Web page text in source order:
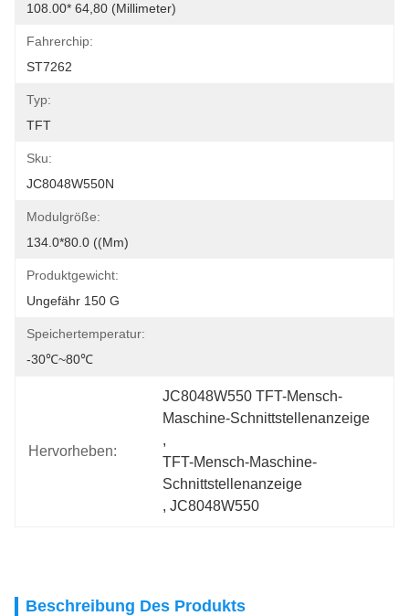
108.00* 64,80 (Millimeter)
Fahrerchip:
ST7262
Typ:
TFT
Sku:
JC8048W550N
Modulgröße:
134.0*80.0 ((mm)
Produktgewicht:
Ungefähr 150 G
Speichertemperatur:
-30℃~80℃
Hervorheben:
JC8048W550 TFT-Mensch-
Maschine-Schnittstellenanzeige
,
TFT-Mensch-Maschine-
Schnittstellenanzeige
, JC8048W550
Beschreibung Des Produkts